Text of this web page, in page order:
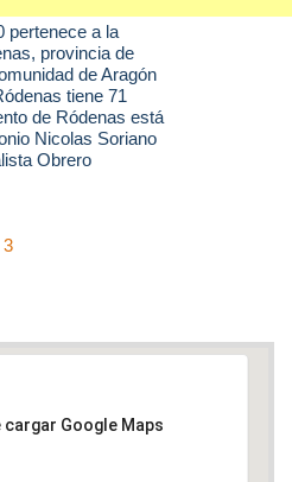
pertenece a la
, provincia de
de Aragón
tiene 71
de Ródenas está
Nicolas Soriano
Obrero
3
cargar Google Maps